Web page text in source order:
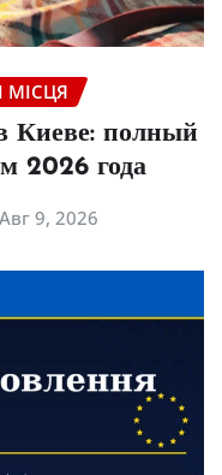
МІСЦЯ
Киеве: полный
2026 года
Авг 9, 2026